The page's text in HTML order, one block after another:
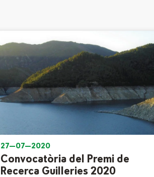
27—07—2020
Convocatòria del Premi de
Recerca Guilleries 2020